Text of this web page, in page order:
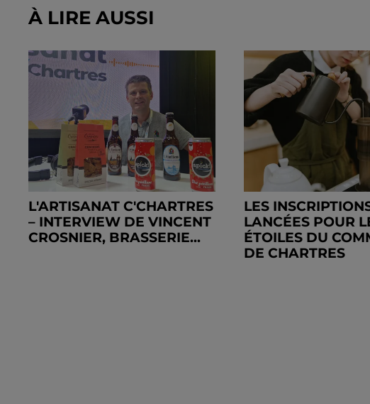
À LIRE AUSSI
L'ARTISANAT C'CHARTRES
– INTERVIEW DE VINCENT
CROSNIER, BRASSERIE...
LES
LANCÉES POUR
ÉTOILES DU
DE CHARTRES